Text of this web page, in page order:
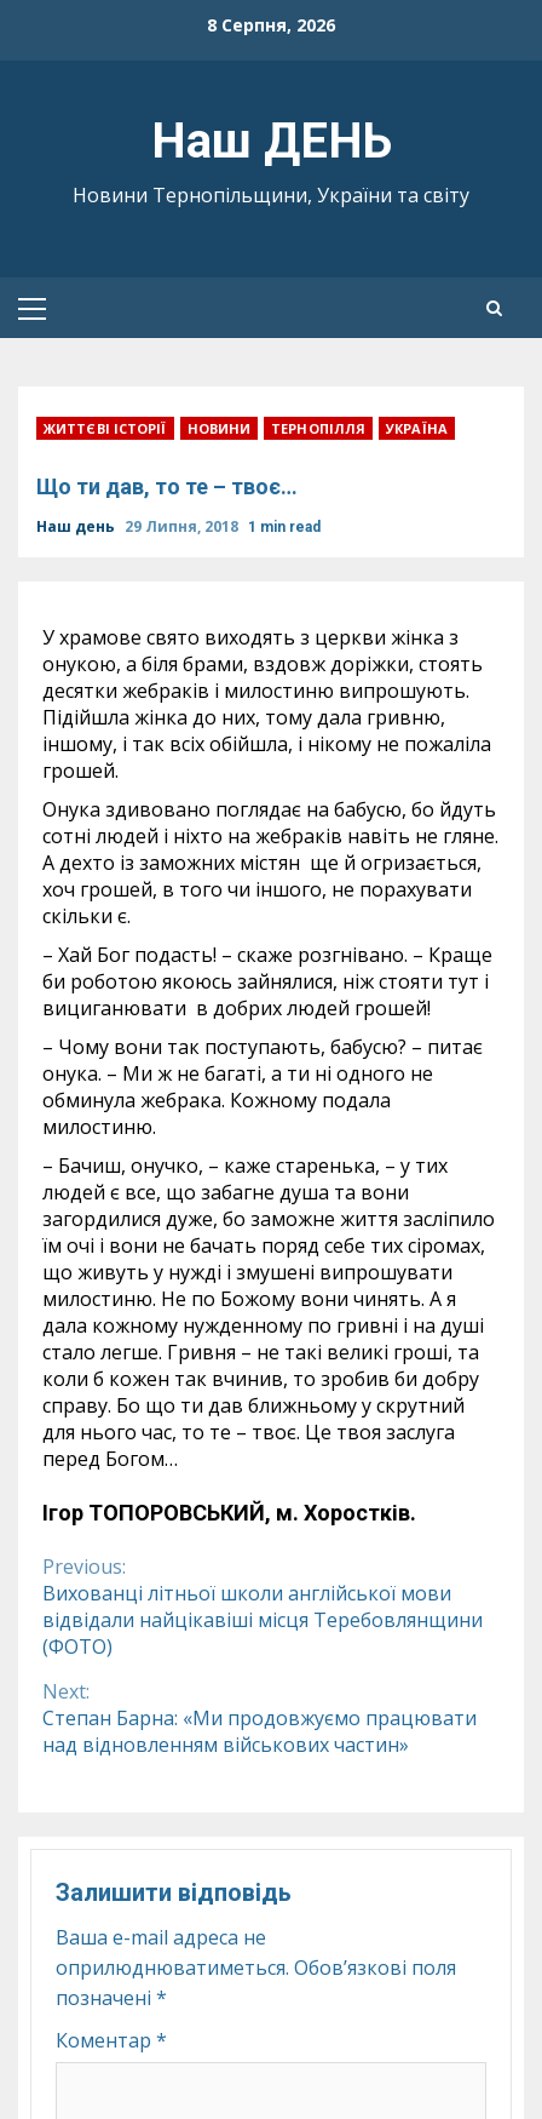
8 Серпня, 2026
Наш ДЕНЬ
Новини Тернопільщини, України та світу
Primary
ЖИТТЄВІ ІСТОРІЇ НОВИНИ ТЕРНОПІЛЛЯ УКРАЇНА
Що ти дав, то те – твоє…
Наш день 29 Липня, 2018 1 min read
У храмове свято виходять з церкви жінка з
онукою, а біля брами, вздовж доріжки, стоять
десятки жебраків і милостиню випрошують.
Підійшла жінка до них, тому дала гривню,
іншому, і так всіх обійшла, і нікому не пожаліла
грошей.
Онука здивовано поглядає на бабусю, бо йдуть
сотні людей і ніхто на жебраків навіть не гляне.
А дехто із заможних містян ще й огризається,
хоч грошей, в того чи іншого, не порахувати
скільки є.
– Хай Бог подасть! – скаже розгнівано. – Краще
би роботою якоюсь зайнялися, ніж стояти тут і
вициганювати в добрих людей грошей!
– Чому вони так поступають, бабусю? – питає
онука. – Ми ж не багаті, а ти ні одного не
обминула жебрака. Кожному подала
милостиню.
– Бачиш, онучко, – каже старенька, – у тих
людей є все, що забагне душа та вони
загордилися дуже, бо заможне життя засліпило
їм очі і вони не бачать поряд себе тих сіромах,
що живуть у нужді і змушені випрошувати
милостиню. Не по Божому вони чинять. А я
дала кожному нужденному по гривні і на душі
стало легше. Гривня – не такі великі гроші, та
коли б кожен так вчинив, то зробив би добру
справу. Бо що ти дав ближньому у скрутний
для нього час, то те – твоє. Це твоя заслуга
перед Богом…
Ігор ТОПОРОВСЬКИЙ, м. Хоростків.
Continue
Reading
Previous:
Вихованці літньої школи англійської мови
відвідали найцікавіші місця Теребовлянщини
(ФОТО)
Next:
Степан Барна: «Ми продовжуємо працювати
над відновленням військових частин»
Залишити відповідь
Ваша e-mail адреса не
оприлюднюватиметься. Обов’язкові поля
позначені *
Коментар *